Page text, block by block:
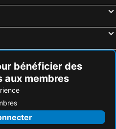
bénéficier des
aux membres